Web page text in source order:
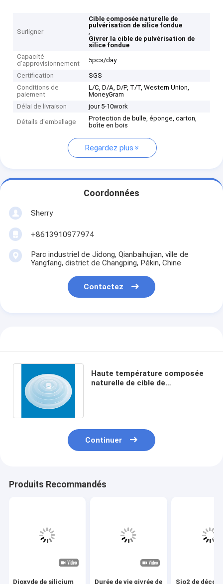
Surligner
Cible composée naturelle de
pulvérisation de silice fondue
,
Givrer la cible de pulvérisation de
silice fondue
Capacité
d'approvisionnement
5pcs/day
Certification
SGS
Conditions de
paiement
L/C, D/A, D/P, T/T, Western Union,
MoneyGram
Délai de livraison
jour 5-10work
Détails d'emballage
Protection de bulle, éponge, carton,
boîte en bois
Regardez plus
Coordonnées
Sherry
+8613910977974
Parc industriel de Jidong, Qianbaihujian, ville de
Yangfang, district de Changping, Pékin, Chine
Contactez
Haute température composée
naturelle de cible de
Continuer
Produits Recommandés
Dioxyde de silicium Durée de vie givrée de Sio2 de